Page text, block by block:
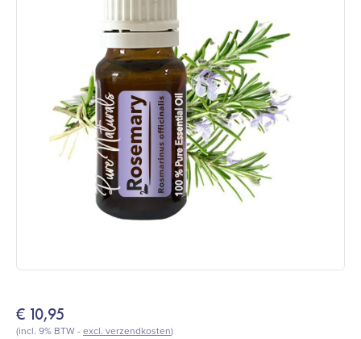
€10,95
(incl. 9% BTW -excl. verzendkosten)